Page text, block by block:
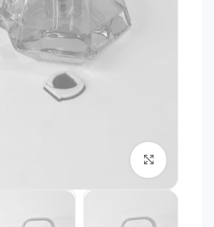
برای بزرگنمایی کلیک کنید